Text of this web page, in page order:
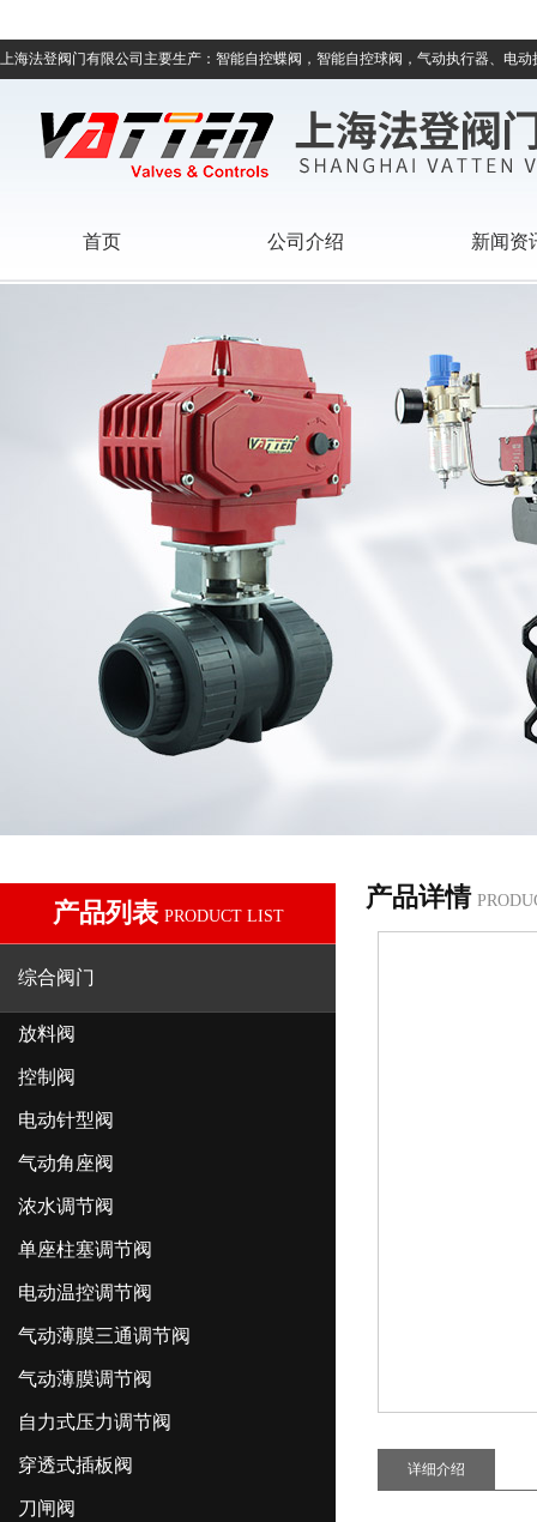
上海法登阀门有限公司主要生产：智能自控蝶阀，智能自控球阀，气动执行器、电
首页 公司介绍 新闻资
产品列表 PRODUCT LIST
综合阀门
放料阀
控制阀
电动针型阀
气动角座阀
浓水调节阀
单座柱塞调节阀
电动温控调节阀
气动薄膜三通调节阀
气动薄膜调节阀
自力式压力调节阀
穿透式插板阀
刀闸阀
产品详情
详细介绍